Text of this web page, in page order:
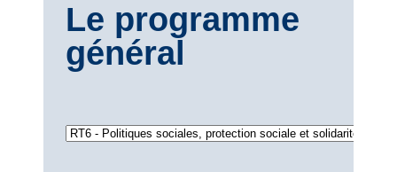
Le programme
général